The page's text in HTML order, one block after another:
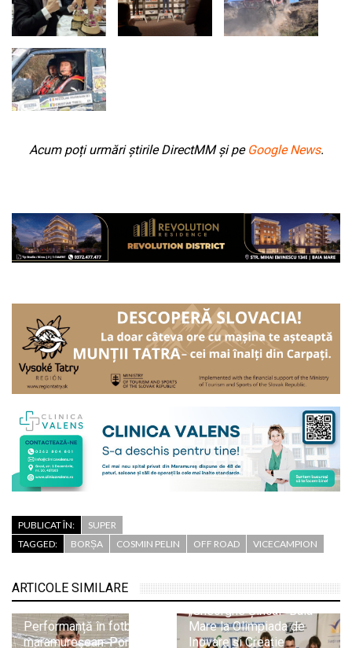
Acum poți urmări știrile DirectMM și pe Google News.
PUBLICAT ÎN:
SUPER
TAGGED:
BORȘA COSMIN PELIN OFF ROAD VICECAMPION
ARTICOLE SIMILARE
Performanță în fotbalul
maramureșean: Portarul
elevii Colegiului
„Gheorghe Șincai” Baia
Mare la Olimpiada de
Inovare și Creație